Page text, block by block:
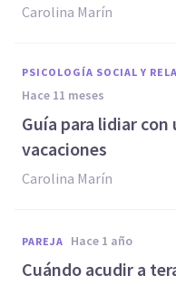
Carolina Marín
PSICOLOGÍA SOCIAL Y
hace 11 meses
Guía para lidiar
vacaciones
Carolina Marín
PAREJA hace 1 año
Cuándo acudir a